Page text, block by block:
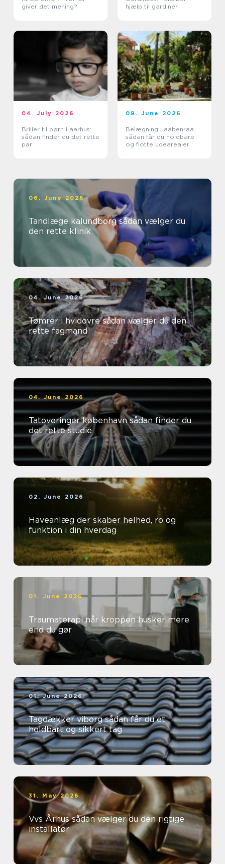
giver det mening?
hjælp til gardiner
04. July 2026
Briller til børn i aarhus:
sådan finder du det rette
par
09. June 2026
Belægning i aabenraa
sådan får du holdbare
og flotte udearealer
06. June 2026
Tandlæge kalundborg sådan vælger du
den rette klinik
04. June 2026
Tømrer i hvidovre sådan vælger du den
rette fagmand
04. June 2026
Tatoveringer københavn sådan finder du
det rette studie
02. June 2026
Haveanlæg der skaber helhed, ro og
funktion i din hverdag
01. June 2026
Traumaterapi når kroppen husker mere
end du gør
01. June 2026
Tagdækker viborg sådan får du et
holdbart og sikkert tag
31. May 2026
Vvs Århus sådan vælger du den rigtige
installatør